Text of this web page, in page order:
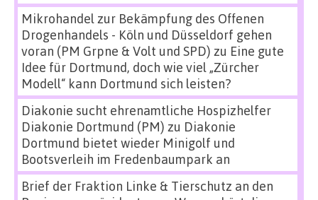
Mikrohandel zur Bekämpfung des Offenen
Drogenhandels - Köln und Düsseldorf gehen
voran (PM Grpne & Volt und SPD) zu Eine gute
Idee für Dortmund, doch wie viel „Zürcher
Modell“ kann Dortmund sich leisten?
Diakonie sucht ehrenamtliche Hospizhelfer
Diakonie Dortmund (PM) zu Diakonie
Dortmund bietet wieder Minigolf und
Bootsverleih im Fredenbaumpark an
Brief der Fraktion Linke & Tierschutz an den